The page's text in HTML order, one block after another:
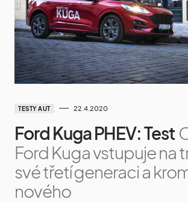
TESTY AUT 22.4.2020
Ford Kuga PHEV: Test
Ford Kuga vstupuje na
své třetí generaci a
nového